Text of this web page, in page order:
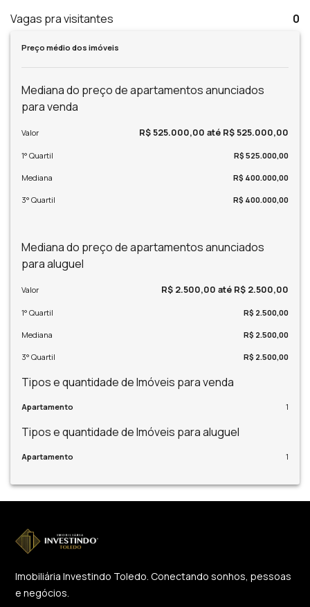
Vagas pra visitantes
0
Preço médio dos imóveis
Mediana do preço de apartamentos anunciados
para venda
Valor R$ 525.000,00 até R$ 525.000,00
1° Quartil R$ 525.000,00
Mediana R$ 400.000,00
3° Quartil R$ 400.000,00
Mediana do preço de apartamentos anunciados
para aluguel
Valor R$ 2.500,00 até R$ 2.500,00
1° Quartil R$ 2.500,00
Mediana R$ 2.500,00
3° Quartil R$ 2.500,00
Tipos e quantidade de Imóveis para venda
Apartamento 1
Tipos e quantidade de Imóveis para aluguel
Apartamento 1
Imobiliária Investindo Toledo. Conectando sonhos, pessoas
e negócios.